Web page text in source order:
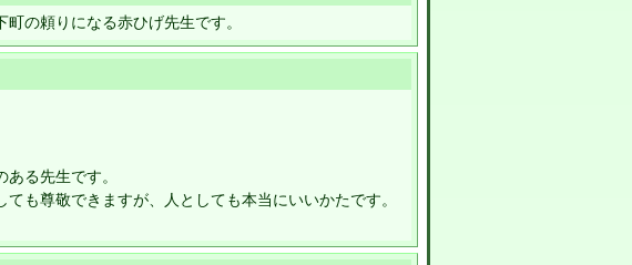
の頼りになる赤ひげ先生です。
る先生です。
も尊敬できますが、人としても本当にいいかたです。